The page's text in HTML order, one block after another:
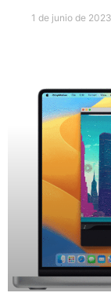
1 de junio de 2023